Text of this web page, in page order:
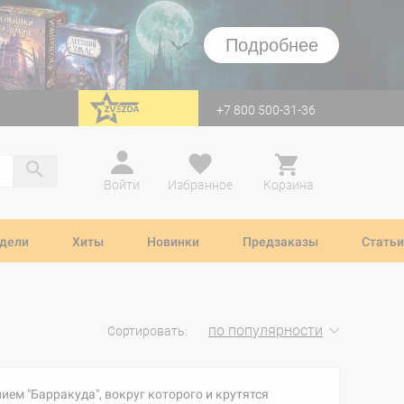
Подробнее
перейти на Zvezda +7 800 500-31-36
Войти Избранное Корзина
Хиты Новинки Предзаказы Статьи
Сортировать: по популярности
"Барракуда", вокруг которого и крутятся